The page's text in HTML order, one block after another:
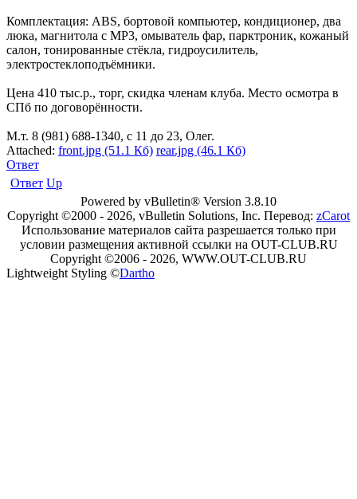
Комплектация: ABS, бортовой компьютер, кондиционер, два
люка, магнитола с MP3, омыватель фар, парктроник, кожаный
салон, тонированные стёкла, гидроусилитель,
электростеклоподъёмники.
Цена 410 тыс.р., торг, скидка членам клуба. Место осмотра в
СПб по договорённости.
М.т. 8 (981) 688-1340, с 11 до 23, Олег.
Attached: front.jpg (51.1 Кб) rear.jpg (46.1 Кб)
Ответ
Ответ Up
Powered by vBulletin® Version 3.8.10
Copyright ©2000 - 2026, vBulletin Solutions, Inc. Перевод: zCarot
Использование материалов сайта разрешается только при
условии размещения активной ссылки на OUT-CLUB.RU
Copyright ©2006 - 2026, WWW.OUT-CLUB.RU
Lightweight Styling ©Dartho